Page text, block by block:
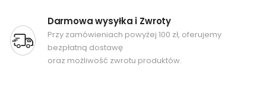
Darmowa wysyłka i Zwroty
Przy zamówieniach powyżej 100 zł, oferujemy
bezpłatną dostawę
oraz możliwość zwrotu produktów.